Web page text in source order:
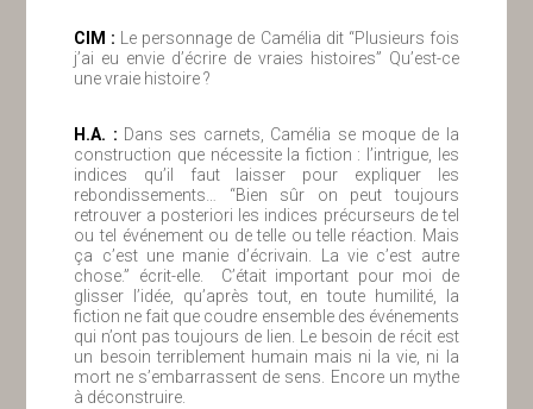
ClM :
Le personnage de Camélia dit “Plusieurs fois
j’ai eu envie d’écrire de vraies histoires” Qu’est-ce
une vraie histoire ?
H.A. : Dans ses carnets, Camélia se moque de la
construction que nécessite la fiction : l’intrigue, les
indices qu’il faut laisser pour expliquer les
rebondissements… “Bien sûr on peut toujours
retrouver a posteriori les indices précurseurs de tel
ou tel événement ou de telle ou telle réaction. Mais
ça c’est une manie d’écrivain. La vie c’est autre
chose.” écrit-elle. C’était important pour moi de
glisser l’idée, qu’après tout, en toute humilité, la
fiction ne fait que coudre ensemble des événements
qui n’ont pas toujours de lien. Le besoin de récit est
un besoin terriblement humain mais ni la vie, ni la
mort ne s’embarrassent de sens. Encore un mythe
à déconstruire.